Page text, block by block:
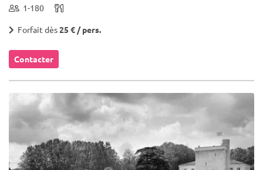
1-180
Forfait dès25 € / pers.
Contacter